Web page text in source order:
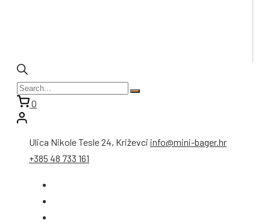
0
Ulica Nikole Tesle 24, Križevci info@mini-bager.hr
+385 48 733 161